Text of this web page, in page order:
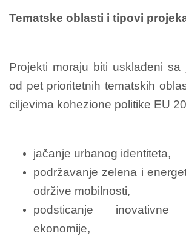
Tematske oblasti i tipovi
Projekti moraju biti usklađeni sa
od pet prioritetnih tematskih
ciljevima kohezione politike EU
jačanje urbanog identiteta,
podržavanje zelena i
održive mobilnosti,
podsticanje
ekonomije,